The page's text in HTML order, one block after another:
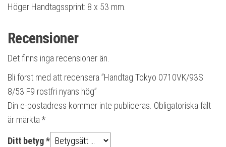
Höger Handtagssprint: 8 x 53 mm.
Recensioner
Det finns inga recensioner än.
Bli först med att recensera ”Handtag Tokyo 0710VK/93S
8/53 F9 rostfri nyans hög”
Din e-postadress kommer inte publiceras. Obligatoriska fält
är märkta *
Ditt betyg*